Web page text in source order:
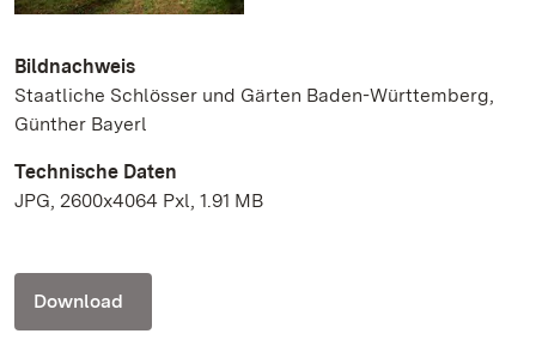
Bildnachweis
Staatliche Schlösser und Gärten Baden-Württemberg,
Günther Bayerl
Technische Daten
JPG, 2600x4064 Pxl, 1.91 MB
Download